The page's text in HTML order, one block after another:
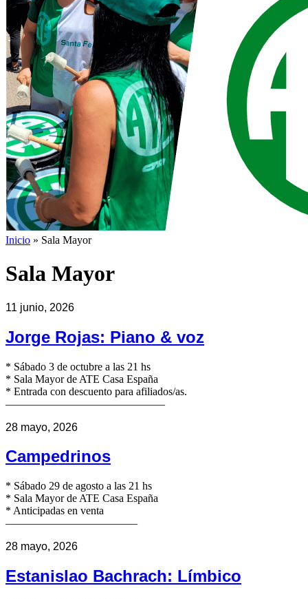
Inicio » Sala Mayor
Sala Mayor
11 junio, 2026
Jorge Rojas: Piano & voz
* Sábado 3 de octubre a las 21 hs
* Sala Mayor de ATE Casa España
* Entrada con descuento para afiliados/as.
——————————————–
28 mayo, 2026
Campedrinos
* Sábado 29 de agosto a las 21 hs
* Sala Mayor de ATE Casa España
* Anticipadas en venta
————————————
28 mayo, 2026
Estanislao Bachrach: Límbico